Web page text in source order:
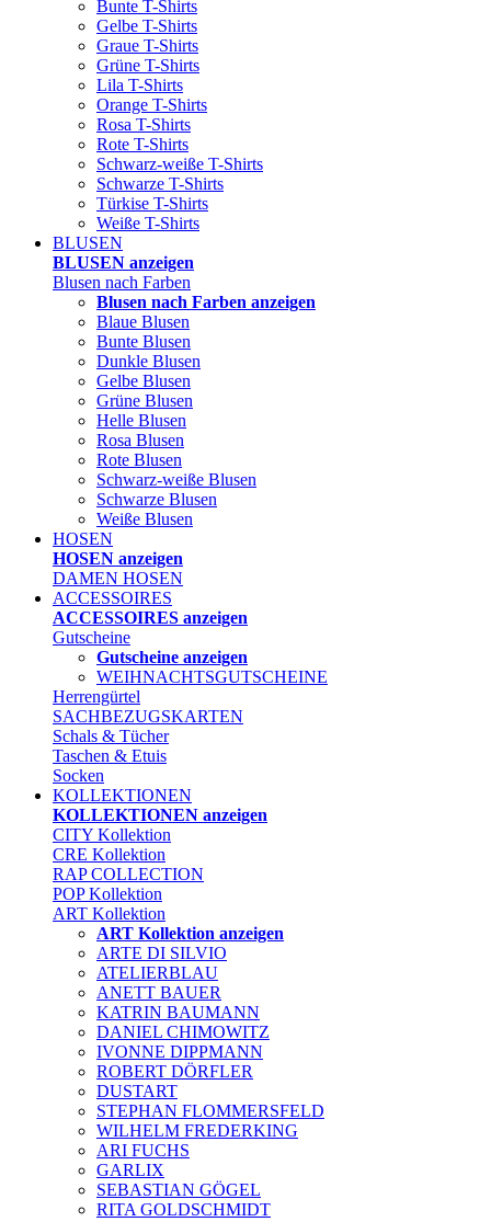
Bunte T-Shirts
Gelbe T-Shirts
Graue T-Shirts
Grüne T-Shirts
Lila T-Shirts
Orange T-Shirts
Rosa T-Shirts
Rote T-Shirts
Schwarz-weiße T-Shirts
Schwarze T-Shirts
Türkise T-Shirts
Weiße T-Shirts
BLUSEN
BLUSEN anzeigen
Blusen nach Farben
Blusen nach Farben anzeigen
Blaue Blusen
Bunte Blusen
Dunkle Blusen
Gelbe Blusen
Grüne Blusen
Helle Blusen
Rosa Blusen
Rote Blusen
Schwarz-weiße Blusen
Schwarze Blusen
Weiße Blusen
HOSEN
HOSEN anzeigen
DAMEN HOSEN
ACCESSOIRES
ACCESSOIRES anzeigen
Gutscheine
Gutscheine anzeigen
WEIHNACHTSGUTSCHEINE
Herrengürtel
SACHBEZUGSKARTEN
Schals & Tücher
Taschen & Etuis
Socken
KOLLEKTIONEN
KOLLEKTIONEN anzeigen
CITY Kollektion
CRE Kollektion
RAP COLLECTION
POP Kollektion
ART Kollektion
ART Kollektion anzeigen
ARTE DI SILVIO
ATELIERBLAU
ANETT BAUER
KATRIN BAUMANN
DANIEL CHIMOWITZ
IVONNE DIPPMANN
ROBERT DÖRFLER
DUSTART
STEPHAN FLOMMERSFELD
WILHELM FREDERKING
ARI FUCHS
GARLIX
SEBASTIAN GÖGEL
RITA GOLDSCHMIDT